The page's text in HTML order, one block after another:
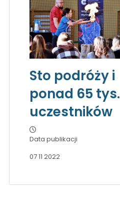
Sto podróży i
ponad 65 tys.
uczestników
Data publikacji
07 11 2022